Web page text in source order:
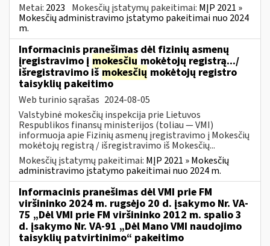
Metai: 2023 Mokesčių įstatymų pakeitimai: MĮP 2021 »
Mokesčių administravimo įstatymo pakeitimai nuo 2024
m.
Informacinis pranešimas dėl fizinių asmenų
įregistravimo į mokesčių mokėtojų registrą.../
išregistravimo išmokesčių mokėtojų registro
taisyklių pakeitimo
Web turinio sąrašas 2024-08-05
Valstybinė mokesčių inspekcija prie Lietuvos
Respublikos finansų ministerijos (toliau — VMI)
informuoja apie Fizinių asmenų įregistravimo į Mokesčių
mokėtojų registrą / išregistravimo iš Mokesčių...
Mokesčių įstatymų pakeitimai: MĮP 2021 » Mokesčių
administravimo įstatymo pakeitimai nuo 2024 m.
Informacinis pranešimas dėl VMI prie FM
viršininko 2024 m. rugsėjo 20 d. įsakymo Nr. VA-
75 „Dėl VMI prie FM viršininko 2012 m. spalio 3
d. įsakymo Nr. VA-91 „Dėl Mano VMI naudojimo
taisyklių patvirtinimo“ pakeitimo